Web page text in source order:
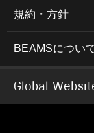
規約・方針
BEAMSについ
Global